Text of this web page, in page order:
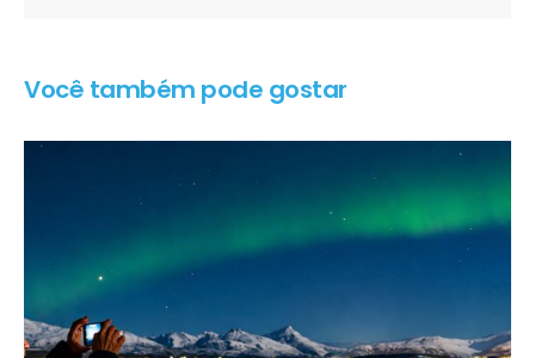
Você também pode gostar